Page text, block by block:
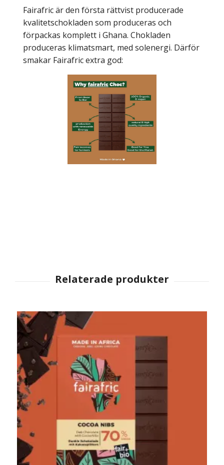
Fairafric är den första rättvist producerade
kvalitetschokladen som produceras och
förpackas komplett i Ghana. Chokladen
produceras klimatsmart, med solenergi. Därför
smakar Fairafric extra god: